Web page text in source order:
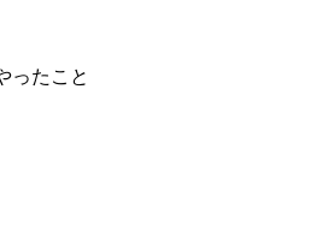
ったこと